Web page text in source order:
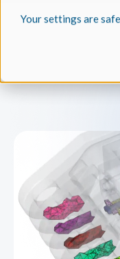
Your settings are